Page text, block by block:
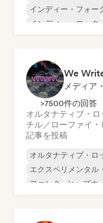
インディー・フォー
インディー・ロック
We
メディア
>7500件の回答
オルタナティブ・ロ
チル／ローファイ
記事を投稿
オルタナティブ・ロ
エクスペリメンタル
ファンク
ヒップホ